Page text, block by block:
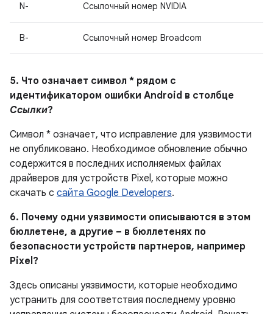
N- Ссылочный номер NVIDIA
B- Ссылочный номер Broadcom
5. Что означает символ * рядом с
идентификатором ошибки Android в столбце
Ссылки?
Символ * означает, что исправление для уязвимости
не опубликовано. Необходимое обновление обычно
содержится в последних исполняемых файлах
драйверов для устройств Pixel, которые можно
скачать с сайта Google Developers.
6. Почему одни уязвимости описываются в этом
бюллетене, а другие – в бюллетенях по
безопасности устройств партнеров, например
Pixel?
Здесь описаны уязвимости, которые необходимо
устранить для соответствия последнему уровню